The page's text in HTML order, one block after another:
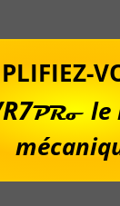
PRo
le